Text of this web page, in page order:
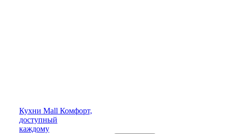
Кухни Mall Комфорт,
доступный
каждому